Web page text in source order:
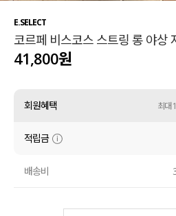
티셔츠
셔츠
원피스
니트
언
E.SELECT
코르페 비스코스 스트링 롱 야상
41,800원
회원혜택 최대
적립금
배송비